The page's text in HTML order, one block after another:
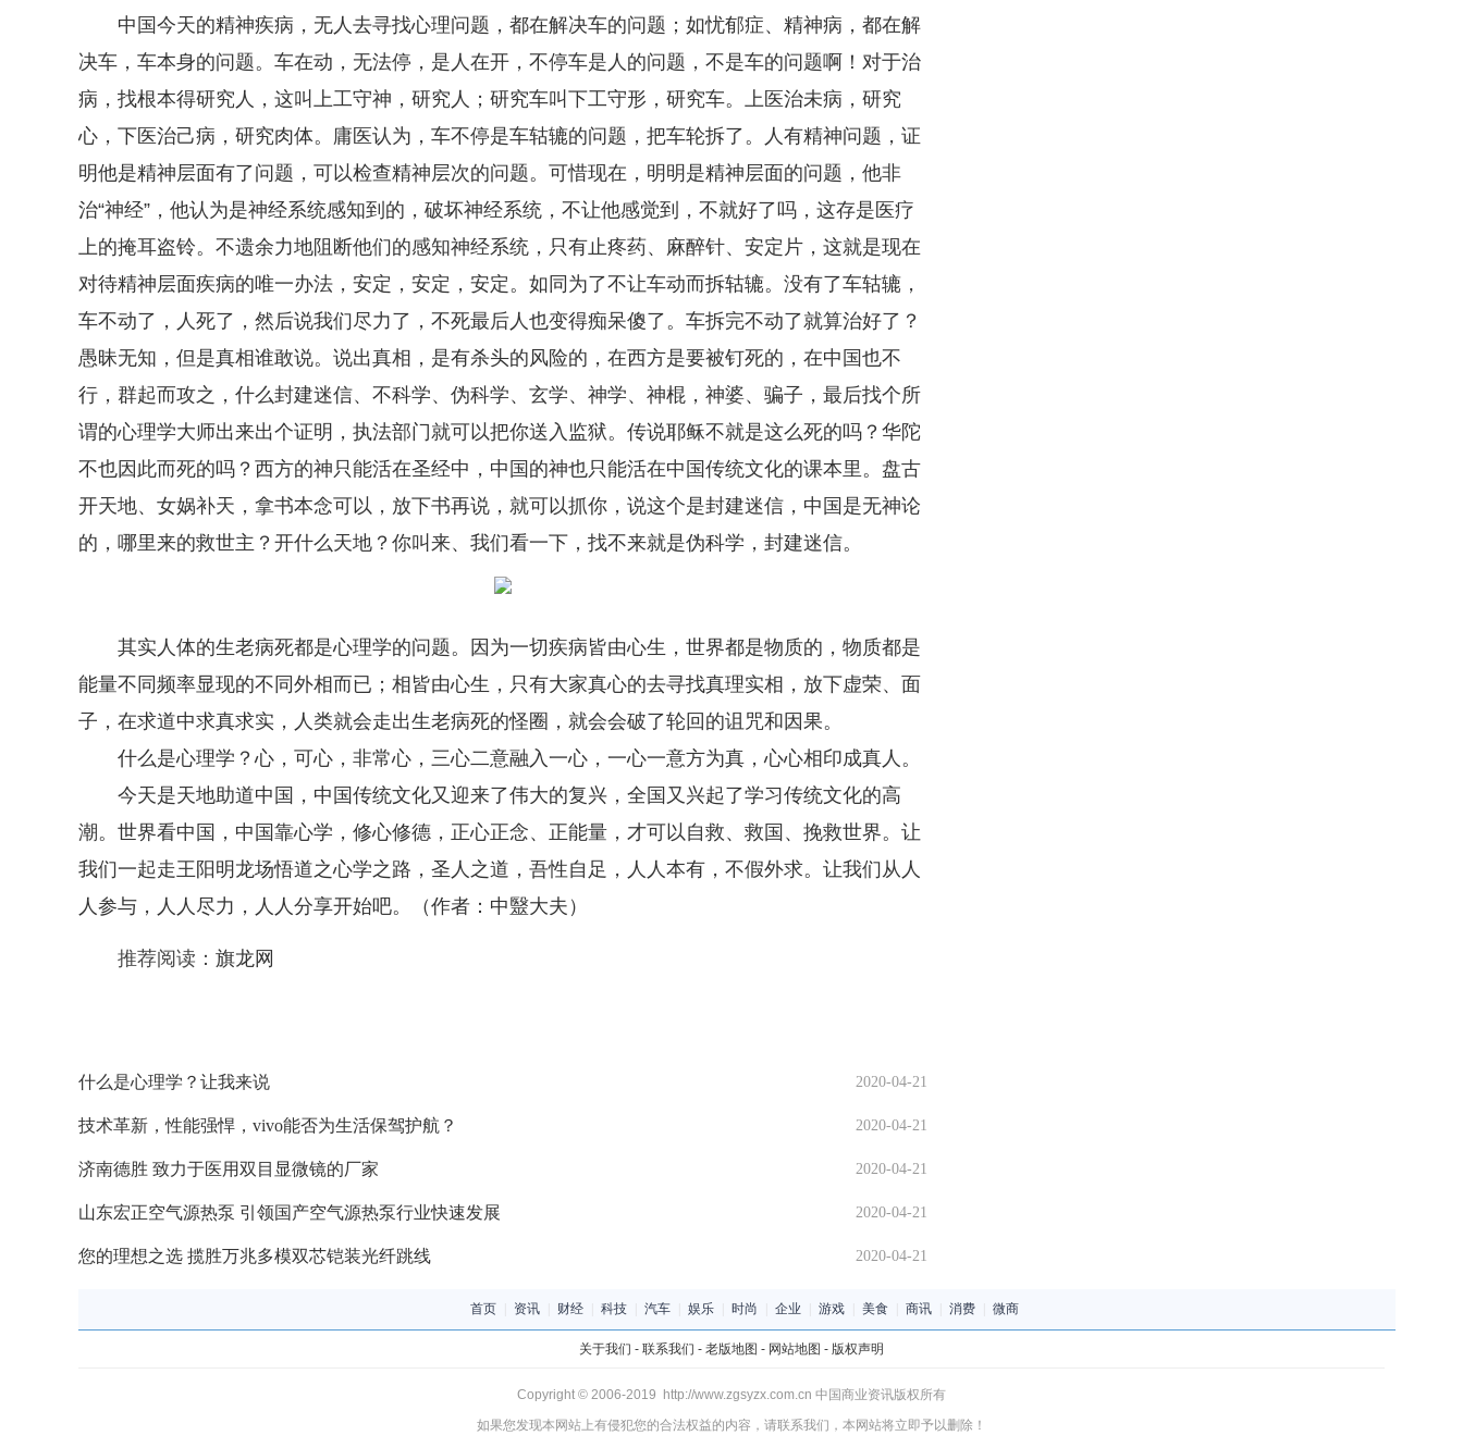
中国今天的精神疾病，无人去寻找心理问题，都在解决车的问题；如忧郁症、精神病，都在解
决车，车本身的问题。车在动，无法停，是人在开，不停车是人的问题，不是车的问题啊！对于治
病，找根本得研究人，这叫上工守神，研究人；研究车叫下工守形，研究车。上医治未病，研究
心，下医治己病，研究肉体。庸医认为，车不停是车轱辘的问题，把车轮拆了。人有精神问题，证
明他是精神层面有了问题，可以检查精神层次的问题。可惜现在，明明是精神层面的问题，他非
治“神经”，他认为是神经系统感知到的，破坏神经系统，不让他感觉到，不就好了吗，这存是医疗
上的掩耳盗铃。不遗余力地阻断他们的感知神经系统，只有止疼药、麻醉针、安定片，这就是现在
对待精神层面疾病的唯一办法，安定，安定，安定。如同为了不让车动而拆轱辘。没有了车轱辘，
车不动了，人死了，然后说我们尽力了，不死最后人也变得痴呆傻了。车拆完不动了就算治好了？
愚昧无知，但是真相谁敢说。说出真相，是有杀头的风险的，在西方是要被钉死的，在中国也不
行，群起而攻之，什么封建迷信、不科学、伪科学、玄学、神学、神棍，神婆、骗子，最后找个所
谓的心理学大师出来出个证明，执法部门就可以把你送入监狱。传说耶稣不就是这么死的吗？华陀
不也因此而死的吗？西方的神只能活在圣经中，中国的神也只能活在中国传统文化的课本里。盘古
开天地、女娲补天，拿书本念可以，放下书再说，就可以抓你，说这个是封建迷信，中国是无神论
的，哪里来的救世主？开什么天地？你叫来、我们看一下，找不来就是伪科学，封建迷信。
其实人体的生老病死都是心理学的问题。因为一切疾病皆由心生，世界都是物质的，物质都是
能量不同频率显现的不同外相而已；相皆由心生，只有大家真心的去寻找真理实相，放下虚荣、面
子，在求道中求真求实，人类就会走出生老病死的怪圈，就会会破了轮回的诅咒和因果。
什么是心理学？心，可心，非常心，三心二意融入一心，一心一意方为真，心心相印成真人。
今天是天地助道中国，中国传统文化又迎来了伟大的复兴，全国又兴起了学习传统文化的高
潮。世界看中国，中国靠心学，修心修德，正心正念、正能量，才可以自救、救国、挽救世界。让
我们一起走王阳明龙场悟道之心学之路，圣人之道，吾性自足，人人本有，不假外求。让我们从人
人参与，人人尽力，人人分享开始吧。（作者：中毉大夫）
推荐阅读： 旗龙网
2020-04-21
什么是心理学？让我来说
2020-04-21
技术革新，性能强悍，vivo能否为生活保驾护航？
2020-04-21
济南德胜 致力于医用双目显微镜的厂家
2020-04-21
山东宏正空气源热泵 引领国产空气源热泵行业快速发展
2020-04-21
您的理想之选 揽胜万兆多模双芯铠装光纤跳线
首页 资讯 财经 科技 汽车 娱乐 时尚 企业 游戏 美食 商讯 消费 微商
关于我们 - 联系我们 - 老版地图 - 网站地图 - 版权声明
Copyright © 2006-2019 http://www.zgsyzx.com.cn 中国商业资讯版权所有
如果您发现本网站上有侵犯您的合法权益的内容，请联系我们，本网站将立即予以删除！